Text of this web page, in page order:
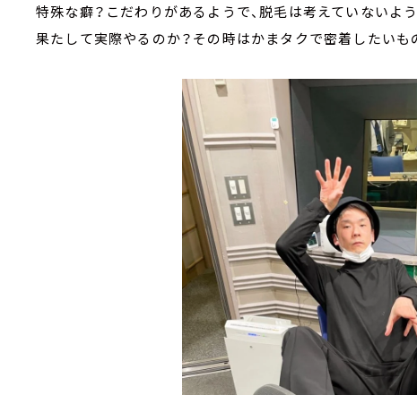
特殊な癖？こだわりがあるようで、脱毛は考えていないよう
果たして実際やるのか？その時はかまタクで密着したい